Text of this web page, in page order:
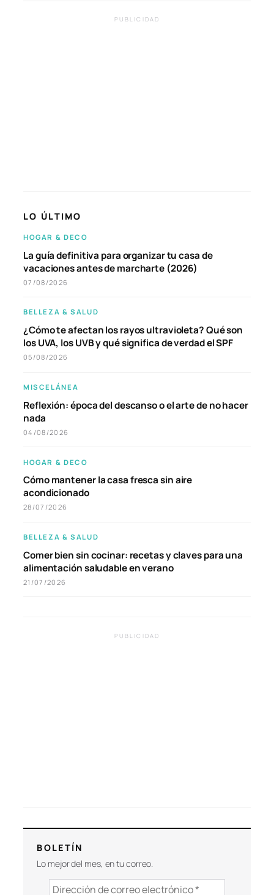
PUBLICIDAD
LO ÚLTIMO
HOGAR & DECO
La guía definitiva para organizar tu casa de
vacaciones antes de marcharte (2026)
07/08/2026
BELLEZA & SALUD
¿Cómo te afectan los rayos ultravioleta? Qué son
los UVA, los UVB y qué significa de verdad el SPF
05/08/2026
MISCELÁNEA
Reflexión: época del descanso o el arte de no hacer
nada
04/08/2026
HOGAR & DECO
Cómo mantener la casa fresca sin aire
acondicionado
28/07/2026
BELLEZA & SALUD
Comer bien sin cocinar: recetas y claves para una
alimentación saludable en verano
21/07/2026
PUBLICIDAD
BOLETÍN
Lo mejor del mes, en tu correo.